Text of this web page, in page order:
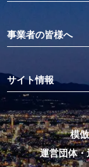
事業者の皆様へ
サイト情報
模
運営団体